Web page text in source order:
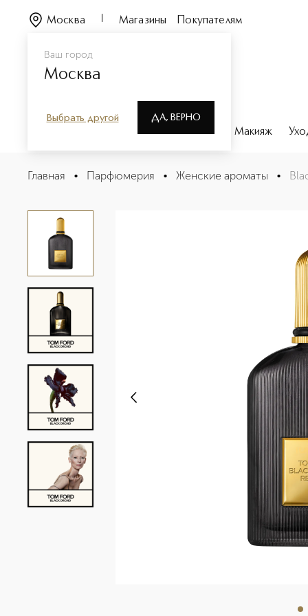
Ваш город
Москва
Выбрать другой ДА, ВЕРНО
Москва Магазины Покупателям
Парфюмерия Макияж
Black Orchid Reserve Духи
Описание
Главная • Парфюмерия • Женские ароматы •